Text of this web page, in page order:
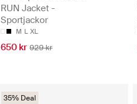
RUN Jacket -
Sportjackor
M L XL
650 kr 929 kr
35% Deal